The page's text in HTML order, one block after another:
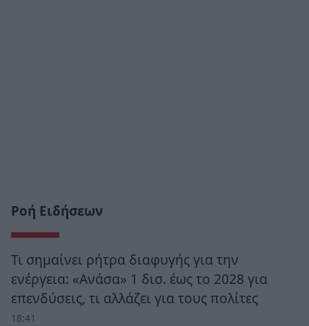
Ροή Ειδήσεων
Τι σημαίνει ρήτρα διαφυγής για την
ενέργεια: «Ανάσα» 1 δισ. έως το 2028 για
επενδύσεις, τι αλλάζει για τους πολίτες
18:41